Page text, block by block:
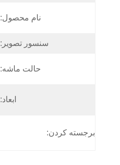
نام محصول:
سنسور تصویر:
حالت ماشه:
ابعاد:
برجسته کردن: